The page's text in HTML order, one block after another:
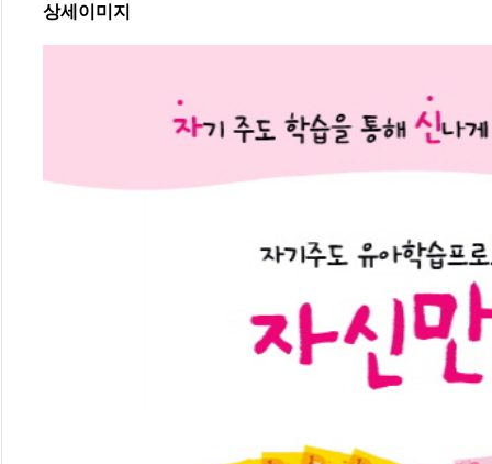
상세이미지